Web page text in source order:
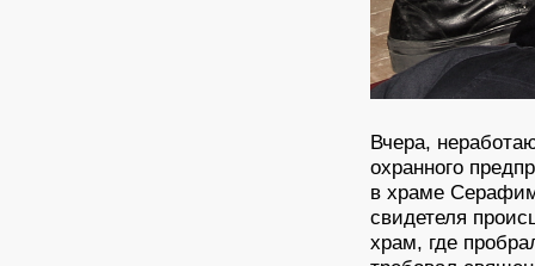
Вчера,
охранного
в храме
свидетеля
храм, где